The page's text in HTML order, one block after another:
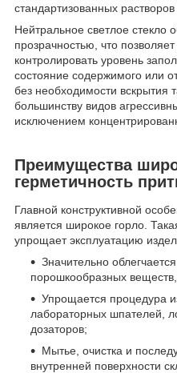
стандартизованных растворов
Нейтральное светлое стекло
прозрачностью, что
контролировать уровень
состояние содержимого или
без необходимости вскрытия
большинству видов
исключением
Преимущества
герметичность
Главной конструктивной
является широкое горло.
упрощает эксплуатацию
Значительно
порошкообразных
Упрощается процедура
лабораторных шпателей,
дозаторов;
Мытье, очистка и
внутренней поверхности